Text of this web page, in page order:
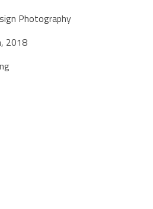
Photography
2018